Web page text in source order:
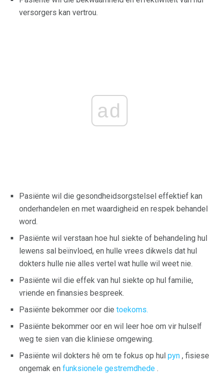
versorgers kan vertrou.
ad
Pasiënte wil die gesondheidsorgstelsel effektief kan
onderhandelen en met waardigheid en respek behandel
word.
Pasiënte wil verstaan ​​hoe hul siekte of behandeling hul
lewens sal beïnvloed, en hulle vrees dikwels dat hul
dokters hulle nie alles vertel wat hulle wil weet nie.
Pasiënte wil die effek van hul siekte op hul familie,
vriende en finansies bespreek.
Pasiënte bekommer oor die toekoms.
Pasiënte bekommer oor en wil leer hoe om vir hulself
weg te sien van die kliniese omgewing.
Pasiënte wil dokters hê om te fokus op hul pyn , fisiese
ongemak en funksionele gestremdhede .